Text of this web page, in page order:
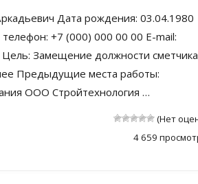
Дата рождения: 03.04.1980
+7 (000) 000 00 00 E-mail:
Цель: Замещение должности сметчика
Предыдущие места работы:
ООО Стройтехнология …
(Нет
4 659